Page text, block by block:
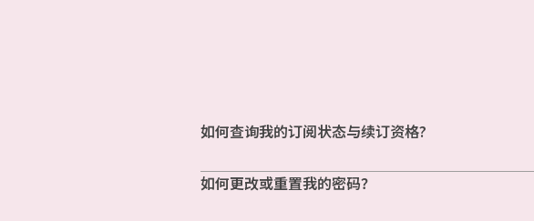
如何查询我的订阅状态与续订资格?
如何更改或重置我的密码？